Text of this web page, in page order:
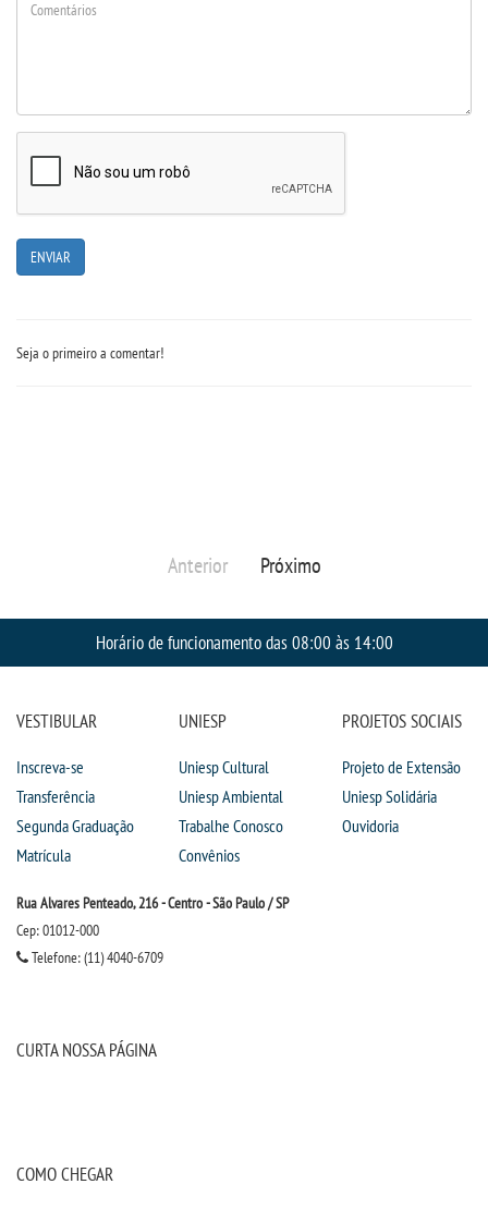
PORTAL DE ALUNOS
CONTATO
Seja o primeiro a comentar!
Anterior Próximo
Horário de funcionamento das 08:00 às 14:00
VESTIBULAR
Inscreva-se
Transferência
Segunda Graduação
Matrícula
UNIESP
Uniesp Cultural
Uniesp Ambiental
Trabalhe Conosco
Convênios
PROJETOS SOCIAIS
Projeto de Extensão
Uniesp Solidária
Ouvidoria
Rua Alvares Penteado, 216 - Centro - São Paulo / SP
Cep: 01012-000
Telefone: (11) 4040-6709
CURTA NOSSA PÁGINA
COMO CHEGAR